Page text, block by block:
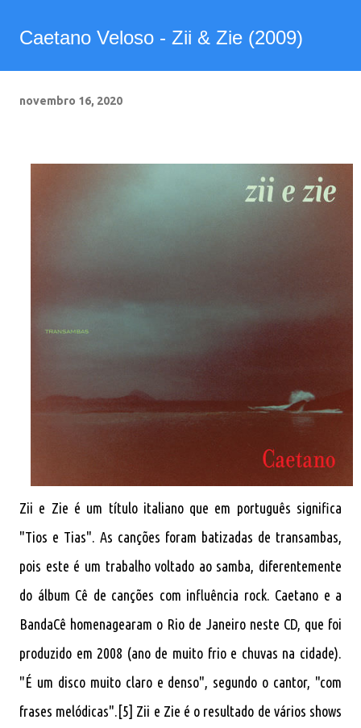
Caetano Veloso - Zii & Zie (2009)
novembro 16, 2020
Zii e Zie é um título italiano que em português significa
"Tios e Tias". As canções foram batizadas de transambas,
pois este é um trabalho voltado ao samba, diferentemente
do álbum Cê de canções com influência rock. Caetano e a
BandaCê homenagearam o Rio de Janeiro neste CD, que foi
produzido em 2008 (ano de muito frio e chuvas na cidade).
"É um disco muito claro e denso", segundo o cantor, "com
frases melódicas".[5] Zii e Zie é o resultado de vários shows